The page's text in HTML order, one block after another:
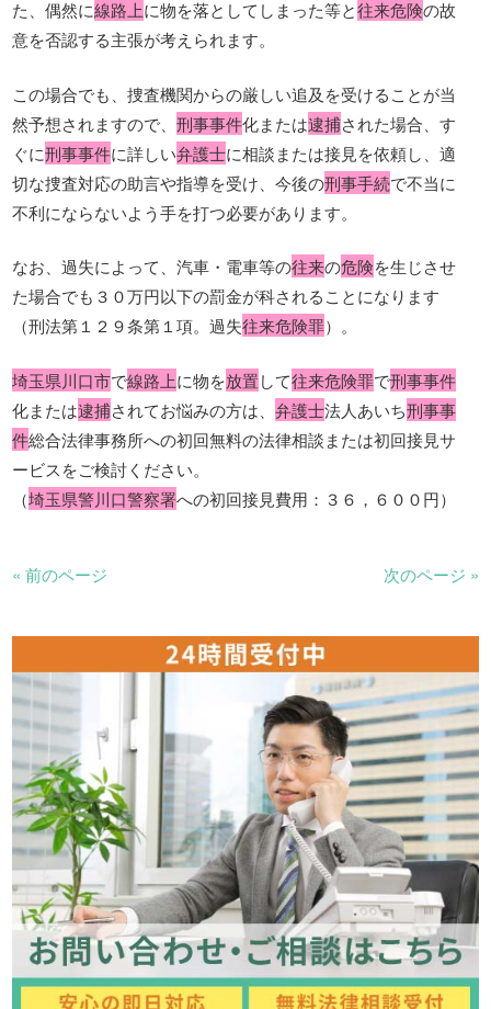
た、偶然に線路上に物を落としてしまった等と往来危険の故
意を否認する主張が考えられます。
この場合でも、捜査機関からの厳しい追及を受けることが当
然予想されますので、刑事事件化または逮捕された場合、す
ぐに刑事事件に詳しい弁護士に相談または接見を依頼し、適
切な捜査対応の助言や指導を受け、今後の刑事手続で不当に
不利にならないよう手を打つ必要があります。
なお、過失によって、汽車・電車等の往来の危険を生じさせ
た場合でも３０万円以下の罰金が科されることになります
（刑法第１２９条第１項。過失往来危険罪）。
埼玉県川口市で線路上に物を放置して往来危険罪で刑事事件
化または逮捕されてお悩みの方は、弁護士法人あいち刑事事
件総合法律事務所への初回無料の法律相談または初回接見サ
ービスをご検討ください。
（埼玉県警川口警察署への初回接見費用：３６，６００円）
« 前のページ 次のページ »